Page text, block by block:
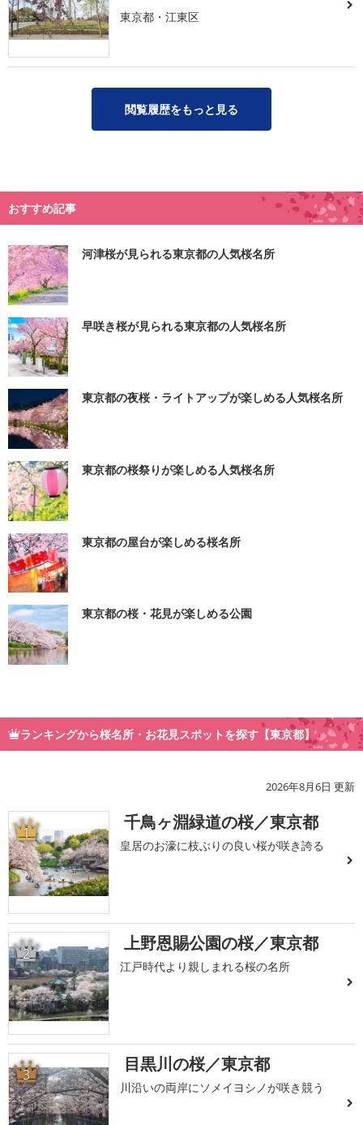
東京都・江東区
閲覧履歴をもっと見る
おすすめ記事
河津桜が見られる東京都の人気桜名所
早咲き桜が見られる東京都の人気桜名所
東京都の夜桜・ライトアップが楽しめる人気桜名所
東京都の桜祭りが楽しめる人気桜名所
東京都の屋台が楽しめる桜名所
東京都の桜・花見が楽しめる公園
ランキングから桜名所・お花見スポットを探す【東京都】
2026年8月6日 更新
1 千鳥ヶ淵緑道の桜／東京都
皇居のお濠に枝ぶりの良い桜が咲き誇る
2 上野恩賜公園の桜／東京都
江戸時代より親しまれる桜の名所
3 目黒川の桜／東京都
川沿いの両岸にソメイヨシノが咲き競う